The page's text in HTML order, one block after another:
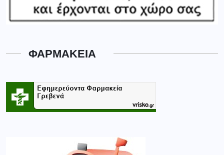
ΦΑΡΜΑΚΕΙΑ